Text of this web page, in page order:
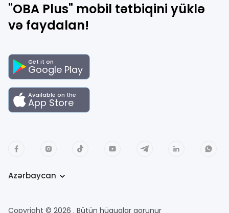
"OBA Plus" mobil tətbiqini yüklə
və faydalan!
Get it on
Google Play
Available on the
App Store
Copyright © 2026 . Bütün hüquqlar qorunur
Azərbaycan